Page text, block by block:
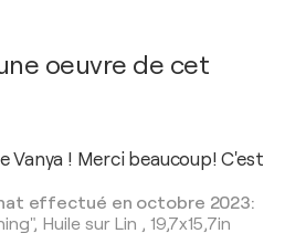
oeuvre de cet
Vanya ! Merci beaucoup! C'est
effectué en octobre 2023:
Huile sur Lin , 19,7x15,7in